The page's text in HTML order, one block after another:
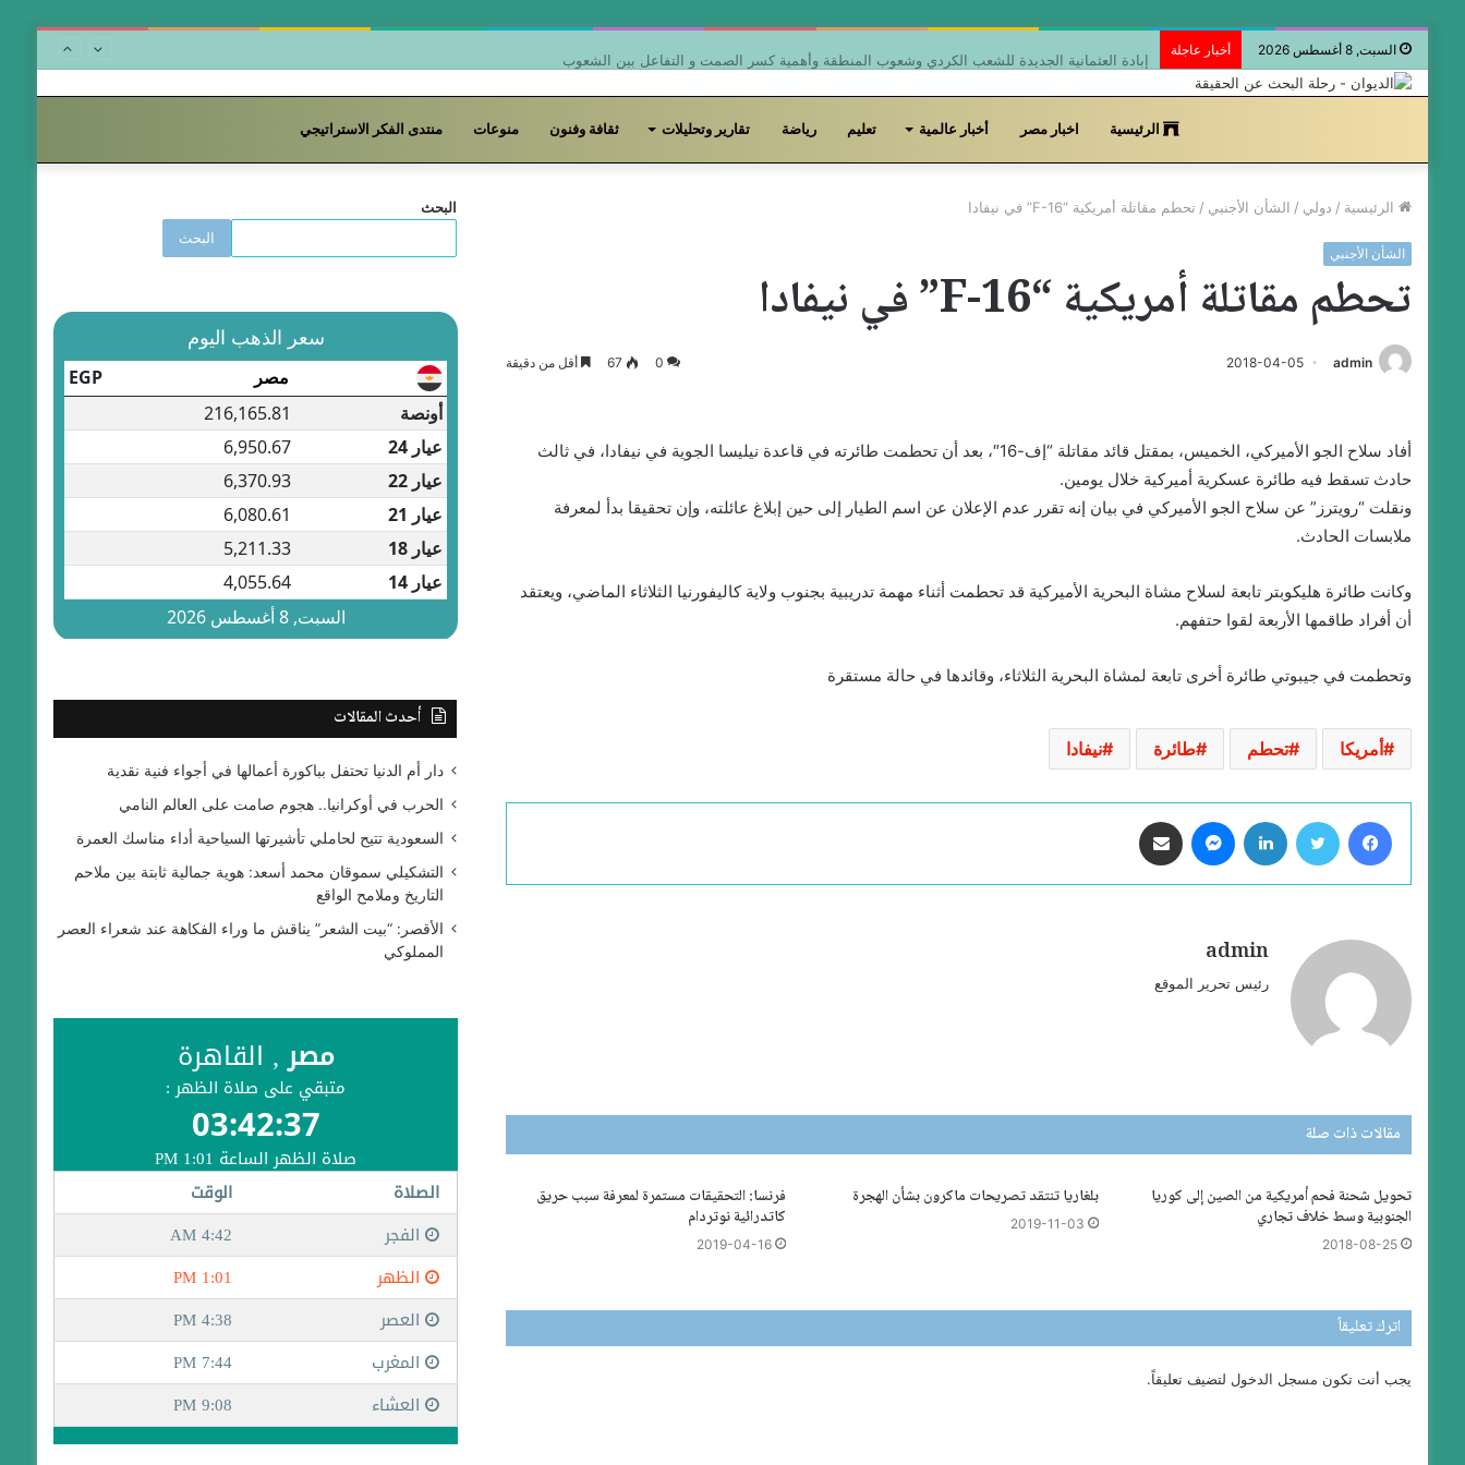
السبت, 8 أغسطس 2026 أخبار عاجلة
الرئيسية اخبار مصر أخبار عالمية تعليم رياضة تقارير وتحليلات ثقافة وفنون منوعات منتدى الفكر الاستراتيجي
الرئيسية / دولي / الشأن الأجنبي / تحطم مقاتلة أمريكية “F-16” في نيفادا
الشأن الأجنبي
تحطم مقاتلة أمريكية “F-16” في نيفادا
admin
2018-04-05
0
67 أقل من دقيقة
أفاد سلاح الجو الأميركي، الخميس، بمقتل قائد مقاتلة “إف-16″، بعد أن تحطمت طائرته في قاعدة نيليسا الجوية في نيفادا، في ثالث
حادث تسقط فيه طائرة عسكرية أميركية خلال يومين.
ونقلت “رويترز” عن سلاح الجو الأميركي في بيان إنه تقرر عدم الإعلان عن اسم الطيار إلى حين إبلاغ عائلته، وإن تحقيقا بدأ لمعرفة
ملابسات الحادث.
وكانت طائرة هليكوبتر تابعة لسلاح مشاة البحرية الأميركية قد تحطمت أثناء مهمة تدريبية بجنوب ولاية كاليفورنيا الثلاثاء الماضي، ويعتقد
أن أفراد طاقمها الأربعة لقوا حتفهم.
وتحطمت في جيبوتي طائرة أخرى تابعة لمشاة البحرية الثلاثاء، وقائدها في حالة مستقرة
أمريكا تحطم طائرة نيفادا
فيسبوك تويتر لينكدإن ماسنجر
admin
رئيس تحرير الموقع
مقالات ذات صلة
تحويل شحنة فحم أمريكية من الصين إلى كوريا
الجنوبية وسط خلاف تجاري
2018-08-25
بلغاريا تنتقد تصريحات ماكرون بشأن الهجرة
2019-11-03
فرنسا: التحقيقات مستمرة لمعرفة سبب حريق
كاتدرائية نوتردام
2019-04-16
اترك تعليقاً
يجب أنت تكون مسجل الدخول لتضيف تعليقاً.
البحث
البحث
أحدث المقالات
دار أم الدنيا تحتفل بباكورة أعمالها في أجواء فنية نقدية
الحرب في أوكرانيا.. هجوم صامت على العالم النامي
السعودية تتيح لحاملي تأشيرتها السياحية أداء مناسك العمرة
التشكيلي سموقان محمد أسعد: هوية جمالية ثابتة بين ملاحم
التاريخ وملامح الواقع
الأقصر: “بيت الشعر” يناقش ما وراء الفكاهة عند شعراء العصر
المملوكي